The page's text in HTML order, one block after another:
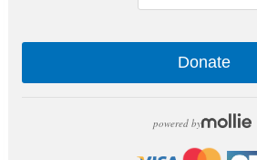
Donate
powered by